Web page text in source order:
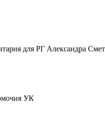
для РГ Александра
УК